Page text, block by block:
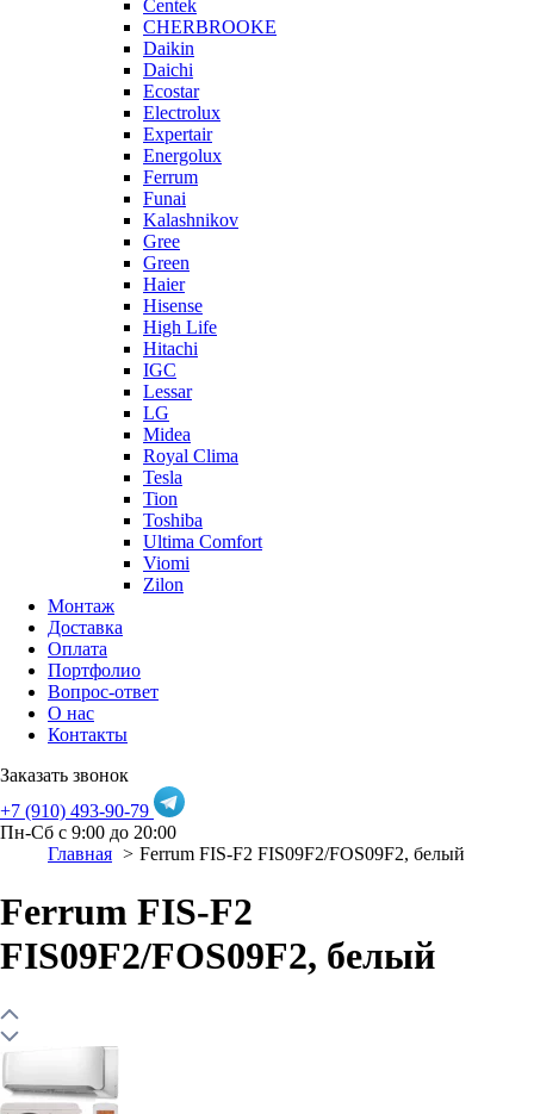
Centek
CHERBROOKE
Daikin
Daichi
Ecostar
Electrolux
Expertair
Energolux
Ferrum
Funai
Kalashnikov
Gree
Grеen
Haier
Hisense
High Life
Hitachi
IGC
Lessar
LG
Midea
Royal Clima
Tesla
Tion
Toshiba
Ultima Comfort
Viomi
Zilon
Монтаж
Доставка
Оплата
Портфолио
Вопрос-ответ
О нас
Контакты
Заказать звонок
+7 (910) 493-90-79
Пн-Сб с 9:00 до 20:00
Главная
Ferrum FIS-F2 FIS09F2/FOS09F2, белый
Ferrum FIS-F2
FIS09F2/FOS09F2, белый